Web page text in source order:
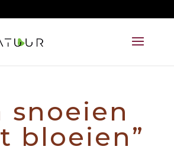
snoeien
bloeien”